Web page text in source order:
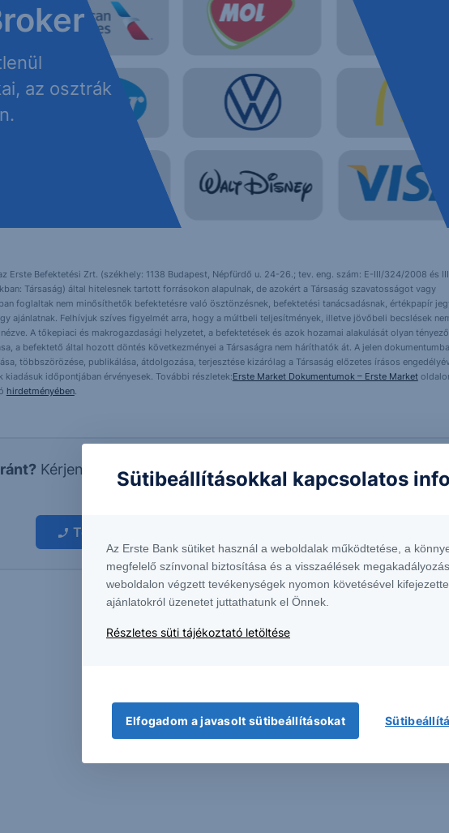
az osztrák
Erste Befektetési Zrt. (székhely: 1138 Budapest, Népfürdő u. 24-26.; tev. eng. szám: E-III/324/2008 és
Társaság) által hitelesnek tartott forrásokon alapulnak, de azokért a Társaság szavatosságot vagy
foglaltak nem minősíthetők befektetésre való ösztönzésnek, befektetési tanácsadásnak, értékpapír
ajánlatnak. Felhívjuk szíves figyelmét arra, hogy a múltbeli teljesítmények, illetve jövőbeli becslések
A tőkepiaci és makrogazdasági helyzetet, a befektetések és azok hozamai alakulását olyan
a befektető által hozott döntés következményei a Társaságra nem háríthatók át. A jelen
többszörözése, publikálása, átdolgozása, terjesztése kizárólag a Társaság előzetes írásos
időpontjában érvényesek. További részletek:Erste Market Dokumentumok – Erste Market
hirdetményében.
Kérjen visszahívást és szakértőnkkel egyeztethet a
kapcsolatban.
További információk kérése
Sütibeállításokkal kapcsolatos
Az Erste Bank sütiket használ a weboldalak működtetése, a
megfelelő színvonal biztosítása és a visszaélések
weboldalon végzett tevékenységek nyomon követésével
ajánlatokról üzenetet juttathatunk el Önnek.
Részletes süti tájékoztató letöltése
Elfogadom a javasolt sütibeállításokat